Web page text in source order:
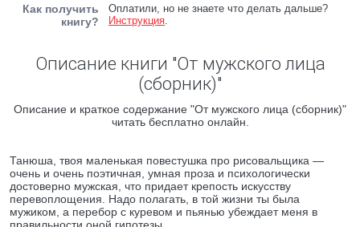
Как получить
книгу?
Оплатили, но не знаете что делать дальше?
Инструкция.
Описание книги "От мужского лица
(сборник)"
Описание и краткое содержание "От мужского лица (сборник)"
читать бесплатно онлайн.
Танюша, твоя маленькая повестушка про рисовальщика —
очень и очень поэтичная, умная проза и психологически
достоверно мужская, что придает крепость искусству
перевоплощения. Надо полагать, в той жизни ты была
мужиком, а перебор с куревом и пьянью убеждает меня в